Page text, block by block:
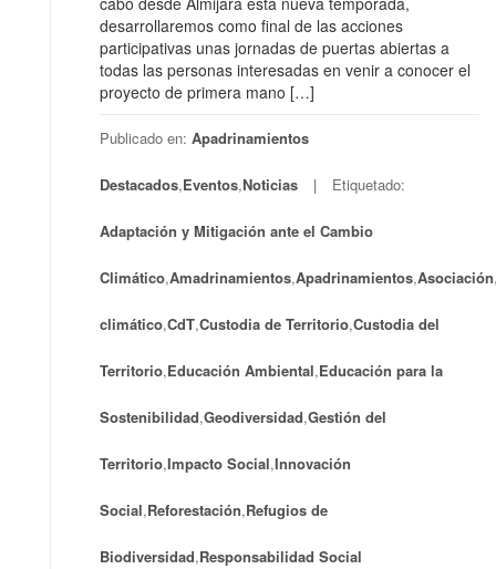
desarrollaremos como final de las acciones
participativas unas jornadas de puertas abiertas a
todas las personas interesadas en venir a conocer el
proyecto de primera mano […]
Publicado en: Apadrinamientos
Destacados,Eventos,Noticias Etiquetado:
Adaptación y Mitigación ante el Cambio
Climático,Amadrinamientos,Apadrinamientos,Asociación
climático,CdT,Custodia de Territorio,Custodia del
Territorio,Educación Ambiental,Educación para la
Sostenibilidad,Geodiversidad,Gestión del
Territorio,Impacto Social,Innovación
Social,Reforestación,Refugios de
Biodiversidad,Responsabilidad Social